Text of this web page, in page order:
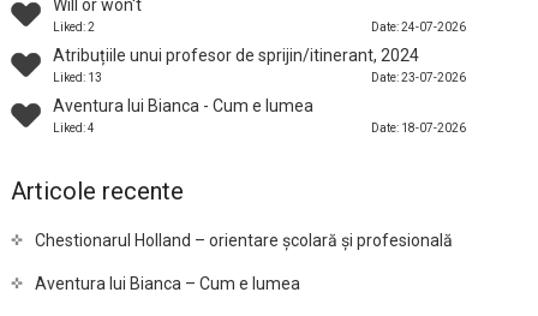
Will or won't
Liked: 2 Date: 24-07-2026
Atribuțiile unui profesor de sprijin/itinerant, 2024
Liked: 13 Date: 23-07-2026
Aventura lui Bianca - Cum e lumea
Liked: 4 Date: 18-07-2026
Articole recente
Chestionarul Holland – orientare școlară și profesională
Aventura lui Bianca – Cum e lumea